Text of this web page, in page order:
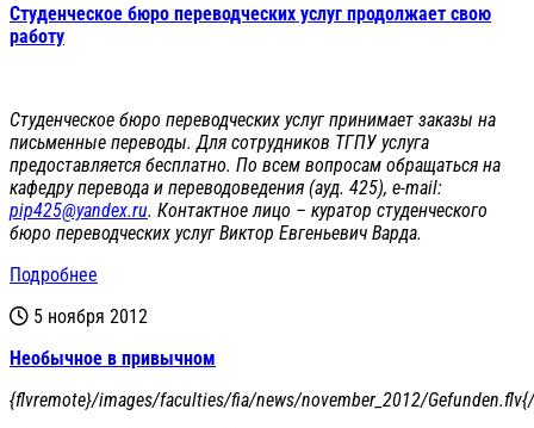
Студенческое бюро переводческих услуг продолжает свою
работу
Студенческое бюро переводческих услуг принимает заказы на
письменные переводы. Для сотрудников ТГПУ услуга
предоставляется бесплатно. По всем вопросам обращаться на
кафедру перевода и переводоведения (ауд. 425), e-mail:
pip425@yandex.ru. Контактное лицо – куратор студенческого
бюро переводческих услуг Виктор Евгеньевич Варда.
Подробнее
5 ноября 2012
Необычное в привычном
{flvremote}/images/faculties/fia/news/november_2012/